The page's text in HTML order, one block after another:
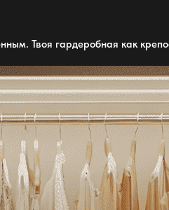
Твоя гардеробная как